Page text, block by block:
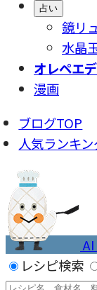
占い
鏡リ
水晶
オレペエ
漫画
ブログTOP
人気ランキ
レシピ検索